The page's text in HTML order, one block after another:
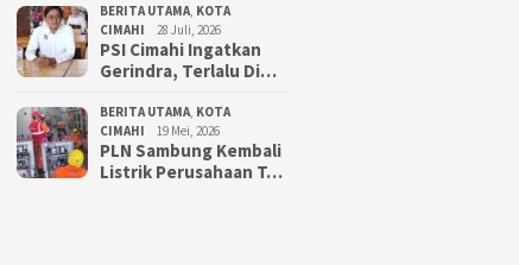
BERITA UTAMA KOTA
CIMAHI
28 Juli, 2026
PSI Cimahi Ingatkan
Gerindra, Terlalu Di…
BERITA UTAMA KOTA
CIMAHI
19 Mei, 2026
PLN Sambung Kembali
Listrik Perusahaan T…